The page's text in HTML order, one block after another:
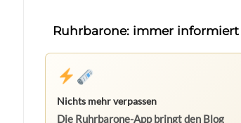
Ruhrbarone: immer informiert
Nichts mehr verpassen
Die Ruhrbarone-App bringt den Blog